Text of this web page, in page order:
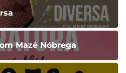
Mazé Nóbrega